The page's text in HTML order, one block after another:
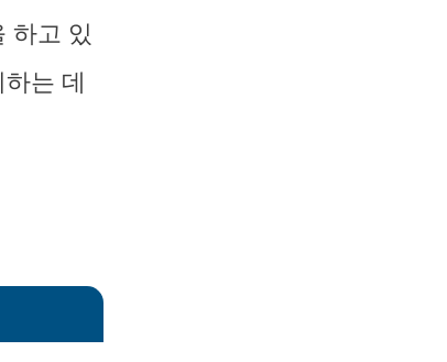
하고 있
는 데